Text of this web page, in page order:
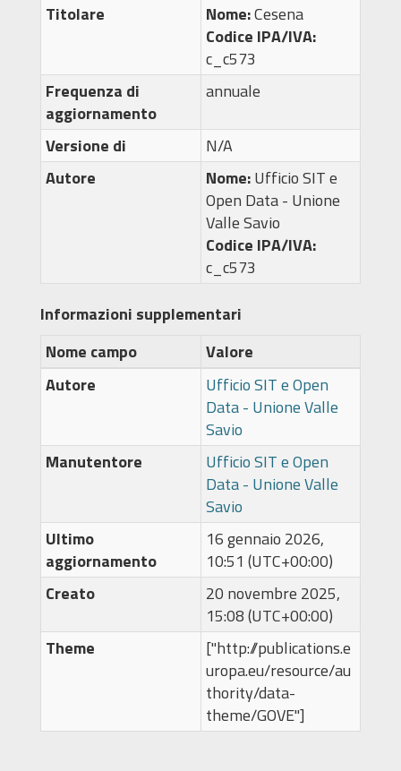
Titolare Nome:Cesena
Codice IPA/IVA:
c_c573
Frequenza di
aggiornamento
annuale
Versione di
N/A
Autore
Nome:Ufficio SIT e
Open Data - Unione
Valle Savio
Codice IPA/IVA:
c_c573
Informazioni supplementari
Nome campo
Valore
Autore
Ufficio SIT e Open
Data - Unione Valle
Savio
Manutentore
Ufficio SIT e Open
Data - Unione Valle
Savio
Ultimo
aggiornamento
16 gennaio 2026,
10:51 (UTC+00:00)
Creato
20 novembre 2025,
15:08 (UTC+00:00)
Theme
["http://publications.e
uropa.eu/resource/au
thority/data-
theme/GOVE"]